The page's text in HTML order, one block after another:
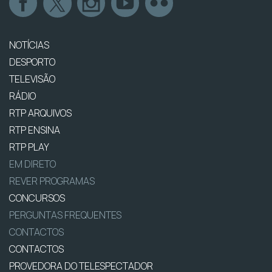
NOTÍCIAS
DESPORTO
TELEVISÃO
RÁDIO
RTP ARQUIVOS
RTP ENSINA
RTP PLAY
EM DIRETO
REVER PROGRAMAS
CONCURSOS
PERGUNTAS FREQUENTES
CONTACTOS
CONTACTOS
PROVEDORA DO TELESPECTADOR